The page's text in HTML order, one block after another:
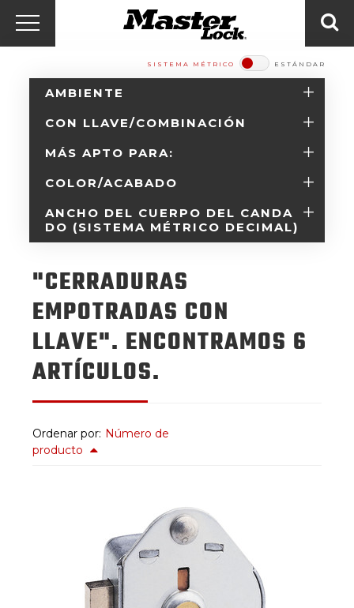
Ir al contenido
SISTEMA MÉTRICO ESTÁNDAR​​​​​​​
AMBIENTE
CON LLAVE/COMBINACIÓN
MÁS APTO PARA:
COLOR/ACABADO
ANCHO DEL CUERPO DEL CANDA
DO (SISTEMA MÉTRICO DECIMAL)
"CERRADURAS
EMPOTRADAS CON
LLAVE". ENCONTRAMOS 6
ARTÍCULOS.
Ordenar por: Número de
producto